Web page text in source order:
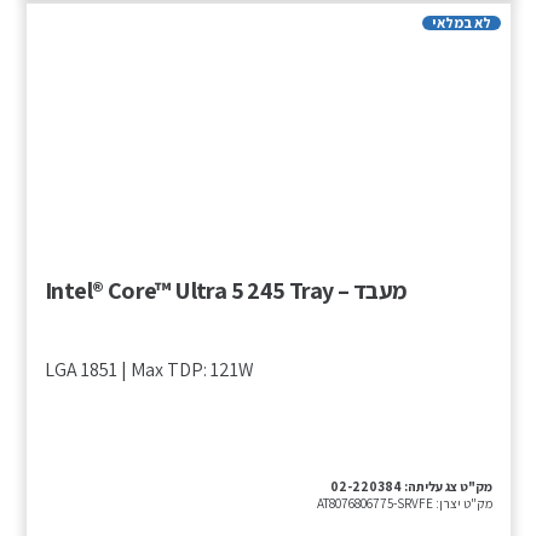
לא במלאי
מעבד – Intel® Core™ Ultra 5 245 Tray
LGA 1851 | Max TDP: 121W
מק"ט צג עליתה: 02-220384
מק"ט יצרן: AT8076806775-SRVFE